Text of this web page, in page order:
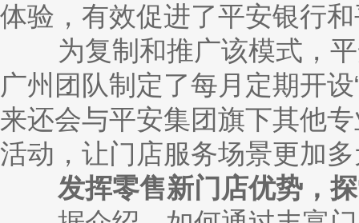
体验，有效促进了平安银行
为复制和推广该模式，平
广州团队制定了每月定期开
来还会与平安集团旗下其他
活动，让门店服务场景更加
发挥零售新门店优势，探